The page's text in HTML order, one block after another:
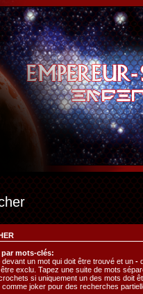
par mots-clés:
devant un mot qui doit être trouvé et un -
exclu. Tapez une suite de mots
si uniquement un des mots doit
comme joker pour des recherches